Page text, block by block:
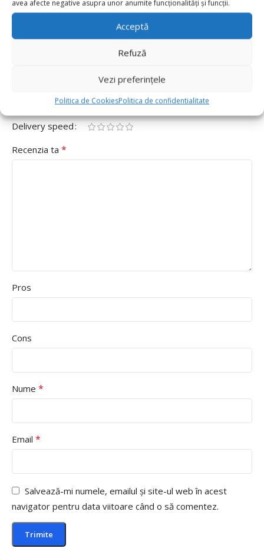
avea afecte negative asupra unor anumite funcționalități și funcții.
Acceptă
Refuză
Vezi preferințele
Politica de CookiesPolitica de confidentialitate
Cifra 6 80cm,Mov”
Adresa ta de email nu va fi publicată.
Delivery speed
Recenzia ta *
Pros
Cons
Nume *
Email *
Salvează-mi numele, emailul și site-ul web în acest
navigator pentru data viitoare când o să comentez.